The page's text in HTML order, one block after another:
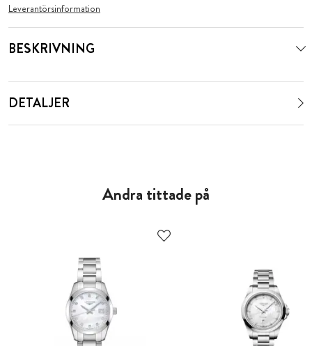
Leverantörsinformation
BESKRIVNING
DETALJER
Andra tittade på